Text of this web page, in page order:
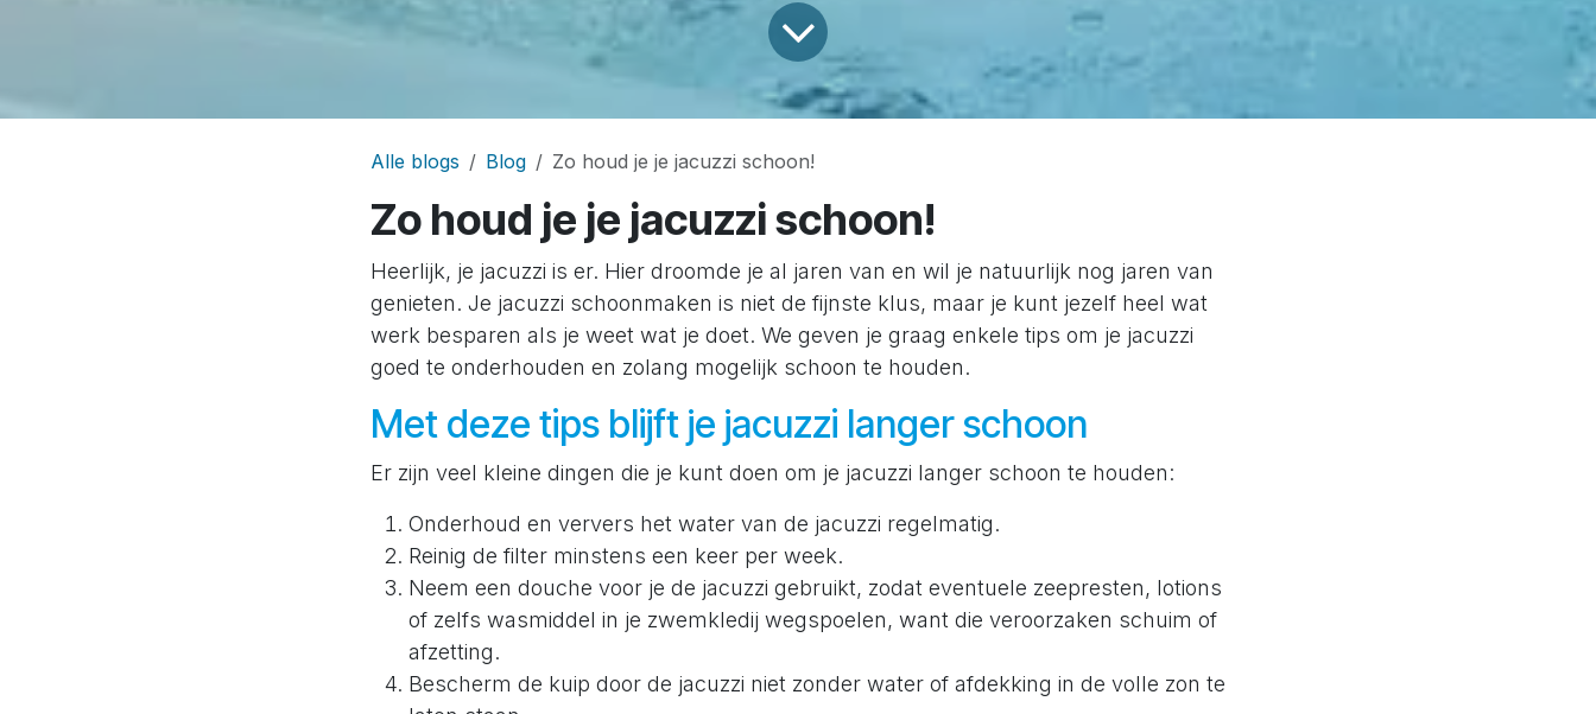
Alle blogs Blog Zo houd je je jacuzzi schoon!
Zo houd je je jacuzzi schoon!
Heerlijk, je jacuzzi is er. Hier droomde je al jaren van en wil je natuurlijk nog jaren van
genieten. Je jacuzzi schoonmaken is niet de fijnste klus, maar je kunt jezelf heel wat
werk besparen als je weet wat je doet. We geven je graag enkele tips om je jacuzzi
goed te onderhouden en zolang mogelijk schoon te houden.
Met deze tips blijft je jacuzzi langer schoon
Er zijn veel kleine dingen die je kunt doen om je jacuzzi langer schoon te houden:
Onderhoud en ververs het water van de jacuzzi regelmatig.
Reinig de filter minstens een keer per week.
Neem een douche voor je de jacuzzi gebruikt, zodat eventuele zeepresten, lotions
of zelfs wasmiddel in je zwemkledij wegspoelen, want die veroorzaken schuim of
afzetting.
Bescherm de kuip door de jacuzzi niet zonder water of afdekking in de volle zon te